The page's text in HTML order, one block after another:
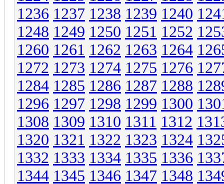
1236 1237 1238 1239 1240
1248 1249 1250 1251 1252
1260 1261 1262 1263 1264
1272 1273 1274 1275 1276
1284 1285 1286 1287 1288
1296 1297 1298 1299 1300
1308 1309 1310 1311 1312
1320 1321 1322 1323 1324
1332 1333 1334 1335 1336
1344 1345 1346 1347 1348